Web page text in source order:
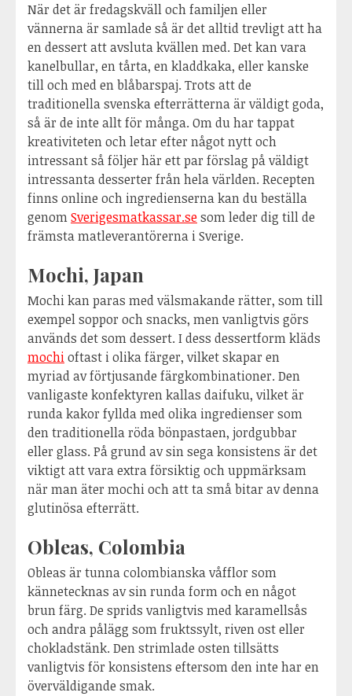
När det är fredagskväll och familjen eller
vännerna är samlade så är det alltid trevligt att ha
en dessert att avsluta kvällen med. Det kan vara
kanelbullar, en tårta, en kladdkaka, eller kanske
till och med en blåbarspaj. Trots att de
traditionella svenska efterrätterna är väldigt goda,
så är de inte allt för många. Om du har tappat
kreativiteten och letar efter något nytt och
intressant så följer här ett par förslag på väldigt
intressanta desserter från hela världen. Recepten
finns online och ingredienserna kan du beställa
genomSverigesmatkassar.sesom leder dig till de
främsta matleverantörerna i Sverige.
Mochi, Japan
Mochi kan paras med välsmakande rätter, som till
exempel soppor och snacks, men vanligtvis görs
används det som dessert. I dess dessertform kläds
mochioftast i olika färger, vilket skapar en
myriad av förtjusande färgkombinationer. Den
vanligaste konfektyren kallas daifuku, vilket är
runda kakor fyllda med olika ingredienser som
den traditionella röda bönpastaen, jordgubbar
eller glass. På grund av sin sega konsistens är det
viktigt att vara extra försiktig och uppmärksam
när man äter mochi och att ta små bitar av denna
glutinösa efterrätt.
Obleas, Colombia
Obleas är tunna colombianska våfflor som
kännetecknas av sin runda form och en något
brun färg. De sprids vanligtvis med karamellsås
och andra pålägg som fruktssylt, riven ost eller
chokladstänk. Den strimlade osten tillsätts
vanligtvis för konsistens eftersom den inte har en
överväldigande smak.